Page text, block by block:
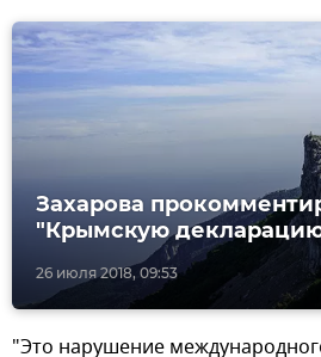
26 июля 2018, 09:53
Захарова
"Крымскую
"Это нарушение